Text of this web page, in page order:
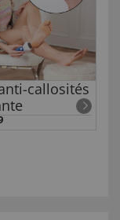
callosités